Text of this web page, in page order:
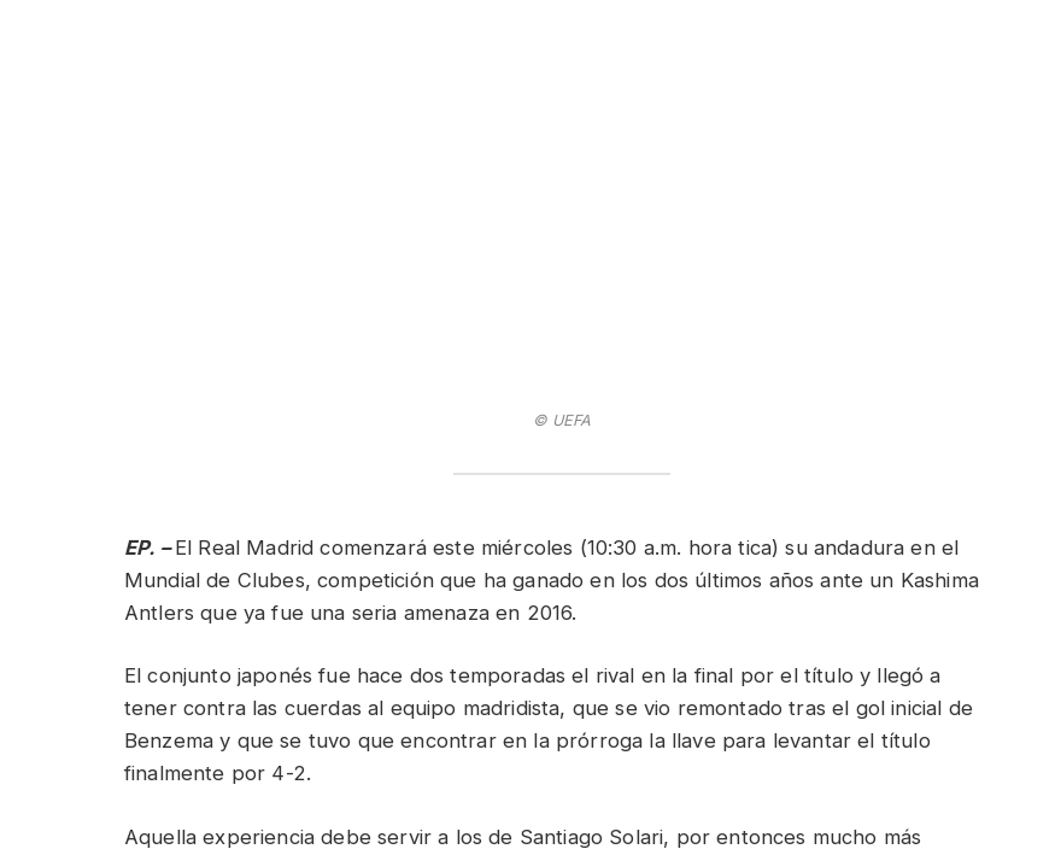
© UEFA
EP. –El Real Madrid comenzará este miércoles (10:30 a.m. hora tica) su andadura en el
Mundial de Clubes, competición que ha ganado en los dos últimos años ante un Kashima
Antlers que ya fue una seria amenaza en 2016.
El conjunto japonés fue hace dos temporadas el rival en la final por el título y llegó a
tener contra las cuerdas al equipo madridista, que se vio remontado tras el gol inicial de
Benzema y que se tuvo que encontrar en la prórroga la llave para levantar el título
finalmente por 4-2.
Aquella experiencia debe servir a los de Santiago Solari, por entonces mucho más